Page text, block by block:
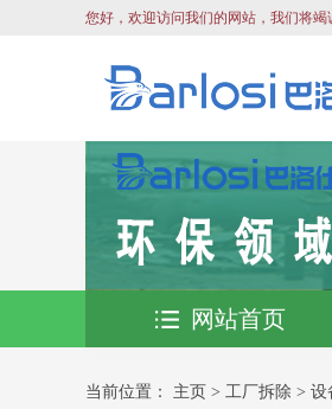
您好，欢迎访问我们的网站，我们将竭
网站首页
当前位置： 主页 > 工厂拆除 > 设